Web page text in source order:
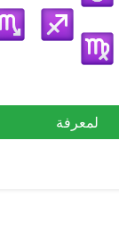
لمعرفة